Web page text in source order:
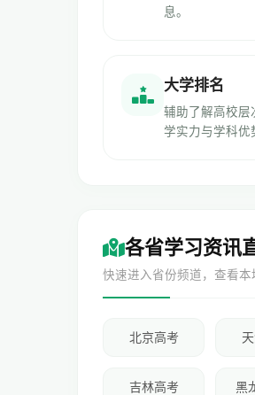
息。
大学排名
辅助了解高校层
学实力与学科优
各省学习资讯
快速进入省份频道，查看本
北京高考
吉林高考 黑